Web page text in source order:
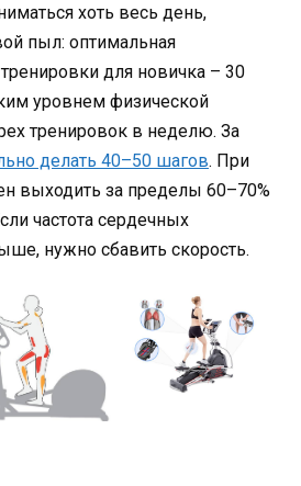
хоть весь день,
пыл: оптимальная
для новичка – 30
уровнем физической
тренировок в неделю. За
делать 40–50 шагов. При
выходить за пределы 60–70%
частота сердечных
нужно сбавить скорость.